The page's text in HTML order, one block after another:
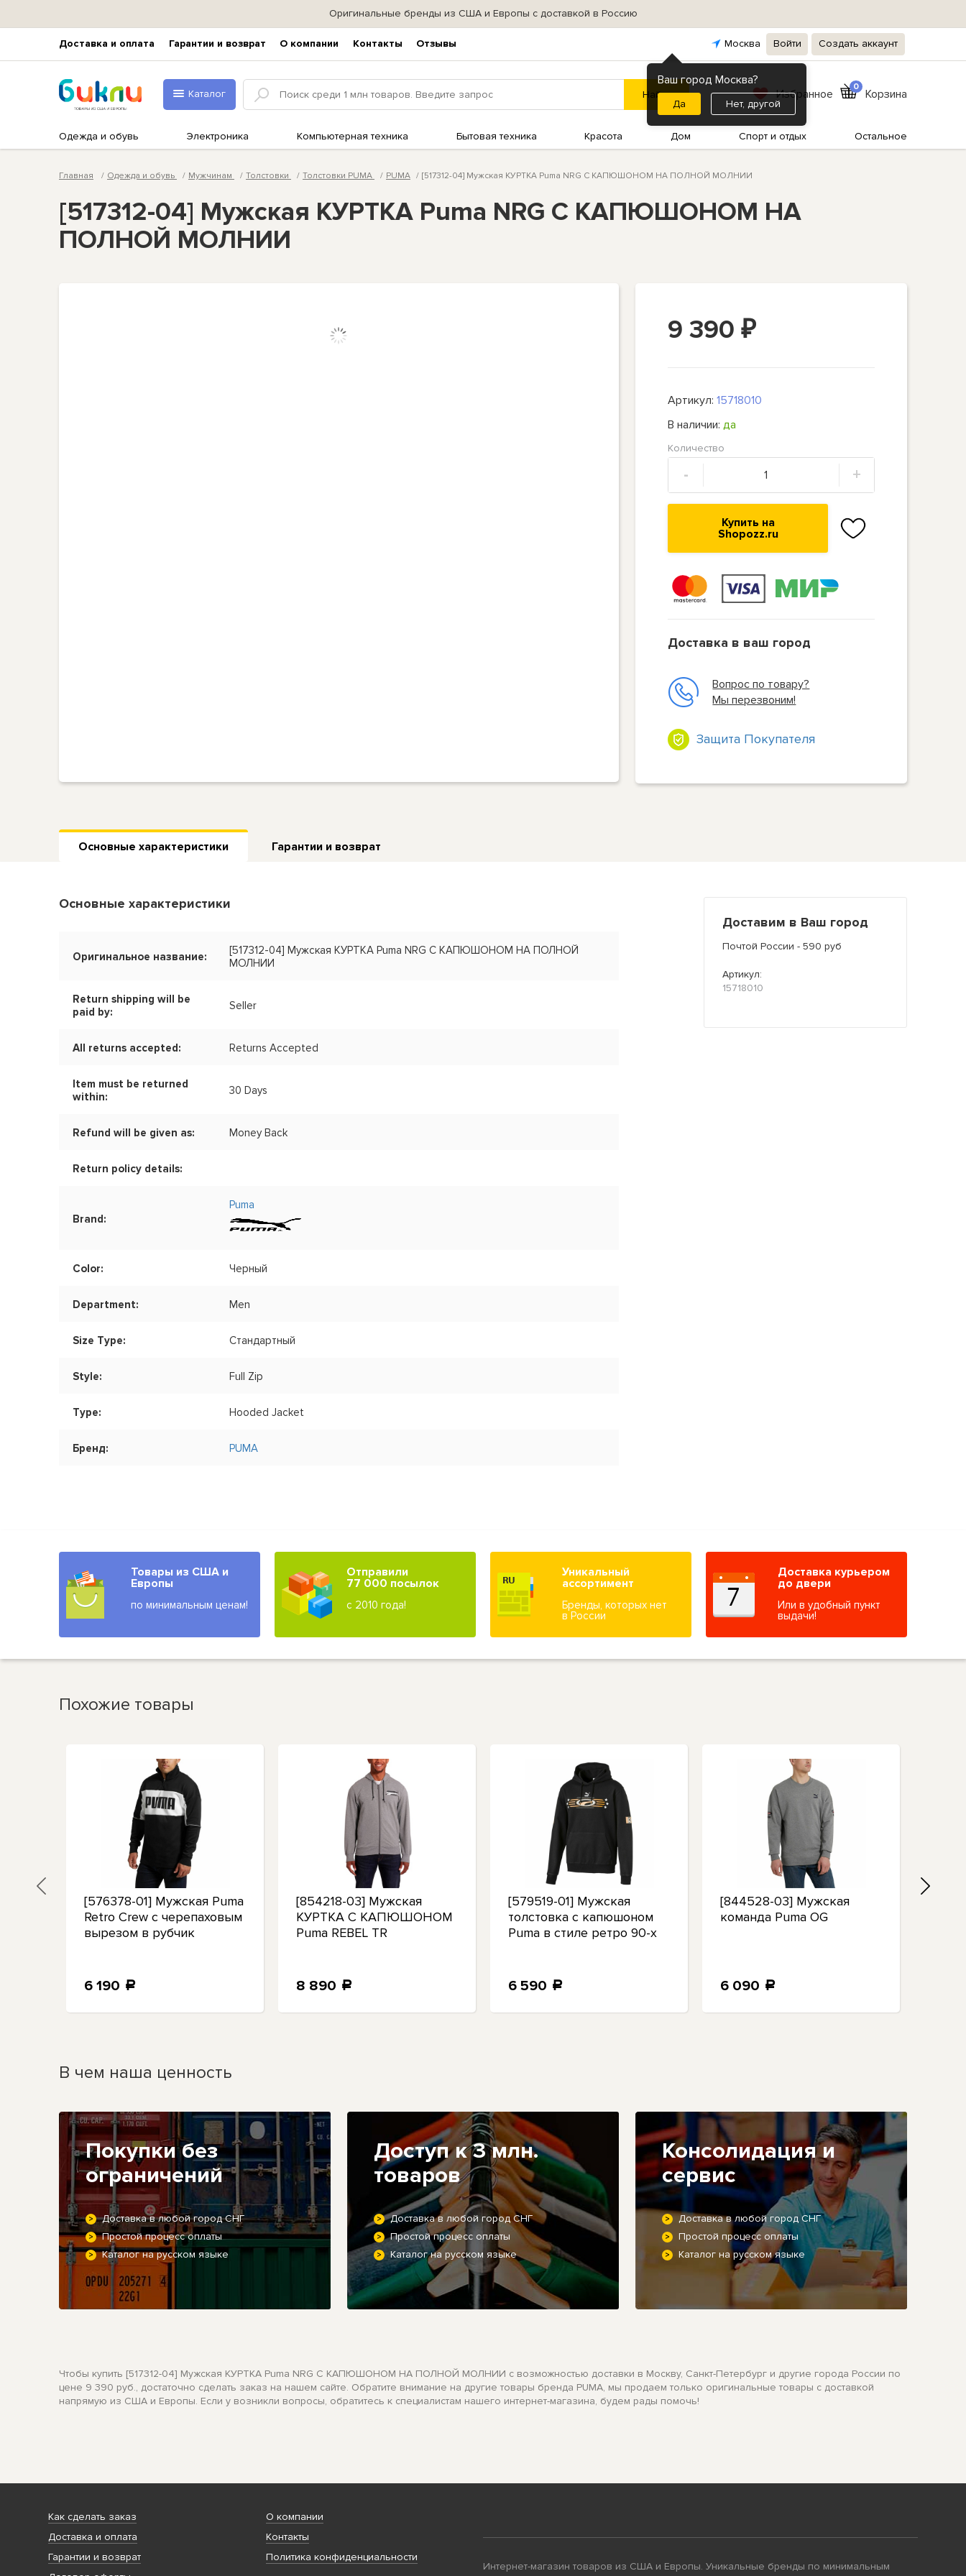
Оригинальные бренды из США и Европы с доставкой в Россию
Доставка и оплата Гарантии и возврат О компании Контакты Отзывы Москва
Ваш город Москва?
Нет, другой
Войти Создать аккаунт
Каталог Избранное
0
Корзина
Одежда и обувь Электроника Компьютерная техника Бытовая техника Красота Дом Спорт и отдых Остальное
Главная Одежда и обувь Мужчинам Толстовки Толстовки PUMA PUMA [517312-04] Мужская КУРТКА Puma NRG С КАПЮШОНОМ НА ПОЛНОЙ МОЛНИИ
[517312-04] Мужская КУРТКА Puma NRG С КАПЮШОНОМ НА
ПОЛНОЙ МОЛНИИ
9 390₽
Артикул:15718010
В наличии:да
Количество
- +
Купить на
Shopozz.ru
Доставка в ваш город
Вопрос по товару?
Мы перезвоним!
Защита Покупателя
Основные характеристики Гарантии и возврат
Основные характеристики
Оригинальное название:
[517312-04] Мужская КУРТКА Puma NRG С КАПЮШОНОМ НА ПОЛНОЙ
МОЛНИИ
Return shipping will be
paid by:
Seller
All returns accepted: Returns Accepted
Item must be returned
within:
30 Days
Refund will be given as: Money Back
Return policy details:
Brand:
Puma
Color: Черный
Department: Men
Size Type: Стандартный
Style: Full Zip
Type: Hooded Jacket
Бренд: PUMA
Доставим в Ваш город
Почтой России - 590 руб
Артикул:
15718010
Товары из США и
Европы
по минимальным ценам!
Отправили
77 000 посылок
с 2010 года!
Уникальный
ассортимент
Бренды, которых нет
в России
Доставка курьером
до двери
Или в удобный пункт
выдачи!
Похожие товары
[576378-01] Мужская Puma
Retro Crew с черепаховым
вырезом в рубчик
6 190 a
[854218-03] Мужская
КУРТКА С КАПЮШОНОМ
Puma REBEL TR
8 890 a
[579519-01] Мужская
толстовка с капюшоном
Puma в стиле ретро 90-х
6 590 a
[844528-03] Мужская
команда Puma OG
6 090 a
В чем наша ценность
Покупки без
ограничений
Доставка в любой город СНГ
Простой процесс оплаты
Каталог на русском языке
Доступ к 3 млн.
товаров
Доставка в любой город СНГ
Простой процесс оплаты
Каталог на русском языке
Консолидация и
сервис
Доставка в любой город СНГ
Простой процесс оплаты
Каталог на русском языке
Чтобы купить [517312-04] Мужская КУРТКА Puma NRG С КАПЮШОНОМ НА ПОЛНОЙ МОЛНИИ с возможностью доставки в Москву, Санкт-Петербург и другие города России по
цене 9 390 руб., достаточно сделать заказ на нашем сайте. Обратите внимание на другие товары бренда PUMA, мы продаем только оригинальные товары с доставкой
напрямую из США и Европы. Если у возникли вопросы, обратитесь к специалистам нашего интернет-магазина, будем рады помочь!
Как сделать заказ
Доставка и оплата
Гарантии и возврат
О компании
Контакты
Политика конфиденциальности
Интернет-магазин товаров из США и Европы. Уникальные бренды по минимальным